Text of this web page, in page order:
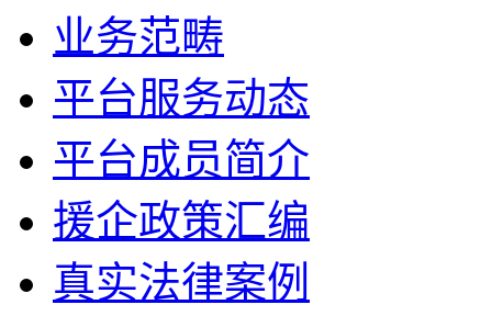
业务范畴
平台服务动态
平台成员简介
援企政策汇编
真实法律案例